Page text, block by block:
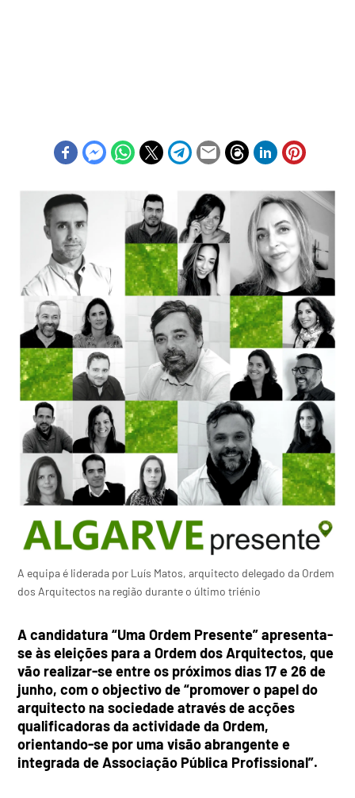
A equipa é liderada por Luís Matos, arquitecto delegado da Ordem
dos Arquitectos na região durante o último triénio
A candidatura “Uma Ordem Presente” apresenta-
se às eleições para a Ordem dos Arquitectos, que
vão realizar-se entre os próximos dias 17 e 26 de
junho, com o objectivo de “promover o papel do
arquitecto na sociedade através de acções
qualificadoras da actividade da Ordem,
orientando-se por uma visão abrangente e
integrada de Associação Pública Profissional”.